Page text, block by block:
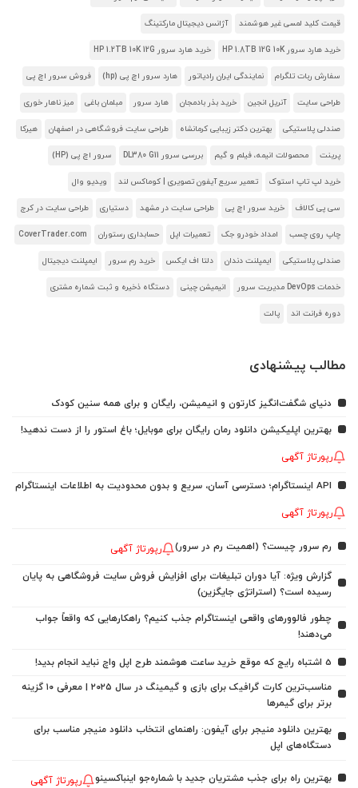
قیمت کلید لمسی غیر هوشمند آژانس دیجیتال مارکتینگ
خرید هارد سرور HP 1.8TB 12G 10K خرید هارد سرور HP 1.2TB 10K 12G
سفارش ربات تلگرام نمایندگی ایران رادیاتور هارد سرور اچ پی (hp) فروش سرور اچ پی
طراحی سایت آنریل انجین خرید بذر بادمجان هارد سرور مبلمان باغی میز ناهار خوری
صندلی پلاستیکی بهترین دکتر زیبایی کرمانشاه طراحی سایت فروشگاهی در اصفهان هیرکا
پرینت محصولات انیمه، فیلم و گیم بررسی سرور DL380 G11 سرور اچ پی (HP)
خرید لپ تاپ استوک تعمیر سریع آیفون تصویری | کوماکس لند ویدیو وال
سی پی کالاف خرید سرور اچ پی طراحی سایت در مشهد دستیاری طراحی سایت در کرج
چاپ روی چسب امداد خودرو جک تعمیرات اپل حسابداری رستوران CoverTrader.com
صندلی پلاستیکی ایمپلنت دندان دلتا اف ایکس خرید رم سرور ایمپلنت دیجیتال
خدمات DevOps مدیریت سرور انیمیشن چینی دستگاه ذخیره و ثبت شماره مشتری
دوره فرانت اند پالت
مطالب پیشنهادی
دنیای شگفت‌انگیز کارتون و انیمیشن، رایگان و برای همه سنین کودک
بهترین اپلیکیشن دانلود رمان رایگان برای موبایل؛ باغ استور را از دست ندهید!
رپورتاژ آگهی
API اینستاگرام؛ دسترسی آسان، سریع و بدون محدودیت به اطلاعات اینستاگرام
رپورتاژ آگهی
رم سرور چیست؟ (اهمیت رم در سرور) رپورتاژ آگهی
گزارش ویژه: آیا دوران تبلیغات برای افزایش فروش سایت فروشگاهی به پایان
رسیده است؟ (استراتژی جایگزین)
چطور فالوورهای واقعی اینستاگرام جذب کنیم؟ راهکارهایی که واقعاً جواب
می‌دهند!
5 اشتباه رایج که موقع خرید ساعت هوشمند طرح اپل واچ نباید انجام بدید!
مناسب‌ترین کارت گرافیک برای بازی و گیمینگ در سال ۲۰۲۵ | معرفی ۱۰ گزینه
برتر برای گیمرها
بهترین دانلود منیجر برای آیفون: راهنمای انتخاب دانلود منیجر مناسب برای
دستگاه‌های اپل
بهترین راه برای جذب مشتریان جدید با شماره‌جو اینباکسینو رپورتاژ آگهی